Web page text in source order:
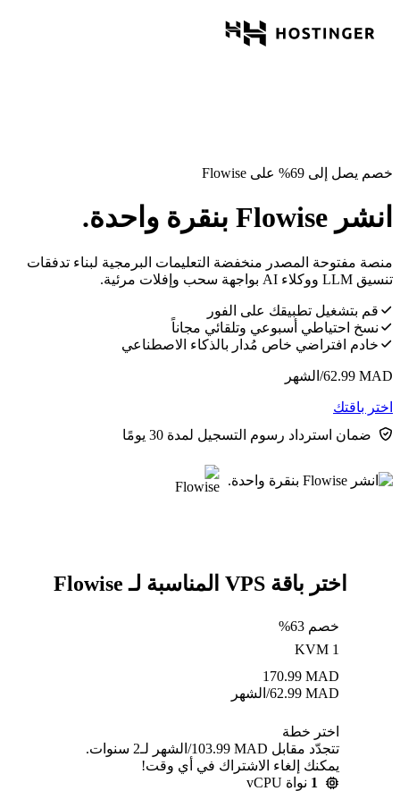
خصم يصل إلى 69% على Flowise
انشر Flowise بنقرة واحدة.
منصة مفتوحة المصدر منخفضة التعليمات البرمجية لبناء تدفقات
تنسيق LLM ووكلاء AI بواجهة سحب وإفلات مرئية.
قم بتشغيل تطبيقك على الفور
نسخ احتياطي أسبوعي وتلقائي مجاناً
خادم افتراضي خاص مُدار بالذكاء الاصطناعي
MAD
62.99/الشهر
اختر باقتك
ضمان استرداد رسوم التسجيل لمدة 30 يومًا
اختر باقة VPS المناسبة لـ Flowise
خصم 63%
KVM 1
MAD
170.99
MAD
62.99/الشهر
اختر خطة
تتجدّد مقابل MAD ⁦103.99⁩/الشهر لـ2 سنوات.
يمكنك إلغاء الاشتراك في أي وقت!
1 نواة vCPU